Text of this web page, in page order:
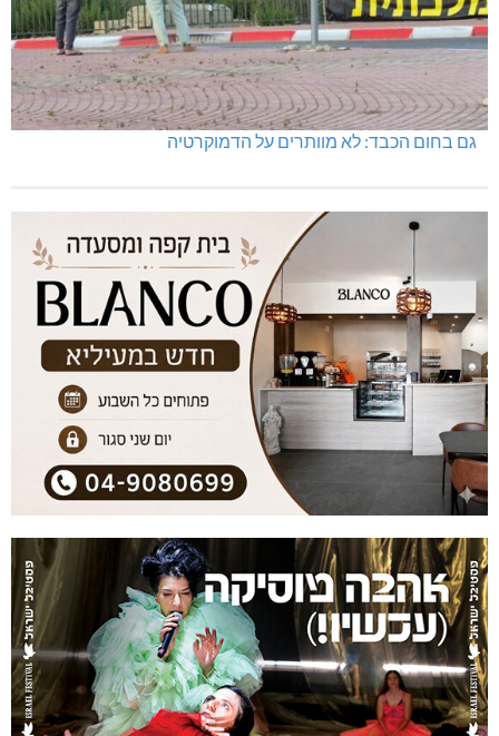
גם בחום הכבד: לא מוותרים על הדמוקרטיה